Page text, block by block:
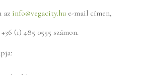
az info@vegacity.hu e-mail címen,
(1) 485 0555 számon.